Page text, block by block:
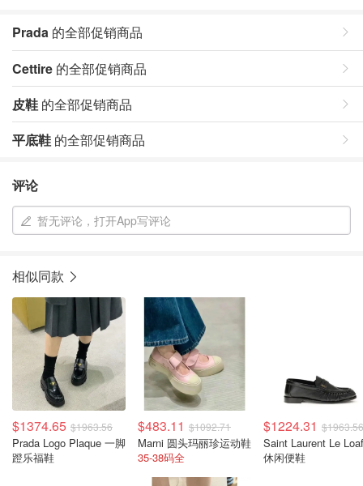
Prada 的全部促销商品
Cettire 的全部促销商品
皮鞋 的全部促销商品
平底鞋 的全部促销商品
评论
暂无评论，打开App写评论
相似同款
$1374.65 $1963.56
Prada Logo Plaque 一脚
蹬乐福鞋
$483.11 $1092.71
Marni 圆头玛丽珍运动鞋
35-38码全
$1224.31 $1963.56
Saint Laurent Le
休闲便鞋